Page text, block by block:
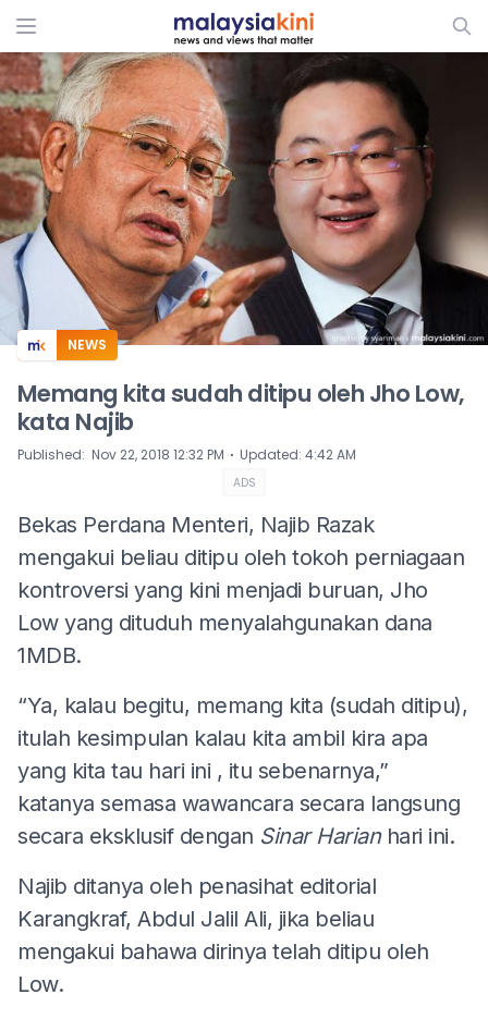
ADS
NEWS
Memang kita sudah ditipu oleh Jho Low,
kata Najib
Published: Nov 22, 2018 12:32 PM ⋅ Updated: 4:42 AM
ADS
Bekas Perdana Menteri, Najib Razak
mengakui beliau ditipu oleh tokoh perniagaan
kontroversi yang kini menjadi buruan, Jho
Low yang dituduh menyalahgunakan dana
1MDB.
“Ya, kalau begitu, memang kita (sudah ditipu),
itulah kesimpulan kalau kita ambil kira apa
yang kita tau hari ini , itu sebenarnya,”
katanya semasa wawancara secara langsung
secara eksklusif dengan Sinar Harianhari ini.
Najib ditanya oleh penasihat editorial
Karangkraf, Abdul Jalil Ali, jika beliau
mengakui bahawa dirinya telah ditipu oleh
Low.